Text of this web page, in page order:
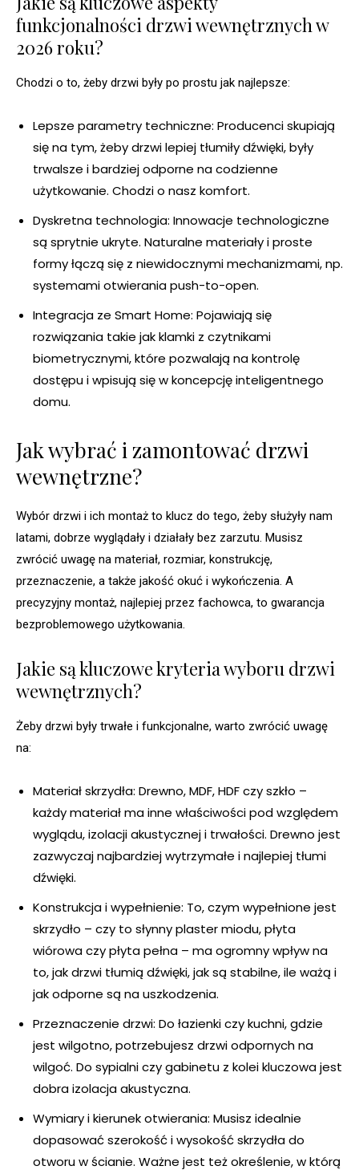
funkcjonalności drzwi wewnętrznych w
2026 roku?
Chodzi o to, żeby drzwi były po prostu jak najlepsze:
Lepsze parametry techniczne: Producenci skupiają
się na tym, żeby drzwi lepiej tłumiły dźwięki, były
trwalsze i bardziej odporne na codzienne
użytkowanie. Chodzi o nasz komfort.
Dyskretna technologia: Innowacje technologiczne
są sprytnie ukryte. Naturalne materiały i proste
formy łączą się z niewidocznymi mechanizmami, np.
systemami otwierania push-to-open.
Integracja ze Smart Home: Pojawiają się
rozwiązania takie jak klamki z czytnikami
biometrycznymi, które pozwalają na kontrolę
dostępu i wpisują się w koncepcję inteligentnego
domu.
Jak wybrać i zamontować drzwi
wewnętrzne?
Wybór drzwi i ich montaż to klucz do tego, żeby służyły nam
latami, dobrze wyglądały i działały bez zarzutu. Musisz
zwrócić uwagę na materiał, rozmiar, konstrukcję,
przeznaczenie, a także jakość okuć i wykończenia. A
precyzyjny montaż, najlepiej przez fachowca, to gwarancja
bezproblemowego użytkowania.
Jakie są kluczowe kryteria wyboru drzwi
wewnętrznych?
Żeby drzwi były trwałe i funkcjonalne, warto zwrócić uwagę
na:
Materiał skrzydła: Drewno, MDF, HDF czy szkło –
każdy materiał ma inne właściwości pod względem
wyglądu, izolacji akustycznej i trwałości. Drewno jest
zazwyczaj najbardziej wytrzymałe i najlepiej tłumi
dźwięki.
Konstrukcja i wypełnienie: To, czym wypełnione jest
skrzydło – czy to słynny plaster miodu, płyta
wiórowa czy płyta pełna – ma ogromny wpływ na
to, jak drzwi tłumią dźwięki, jak są stabilne, ile ważą i
jak odporne są na uszkodzenia.
Przeznaczenie drzwi: Do łazienki czy kuchni, gdzie
jest wilgotno, potrzebujesz drzwi odpornych na
wilgoć. Do sypialni czy gabinetu z kolei kluczowa jest
dobra izolacja akustyczna.
Wymiary i kierunek otwierania: Musisz idealnie
dopasować szerokość i wysokość skrzydła do
otworu w ścianie. Ważne jest też określenie, w którą